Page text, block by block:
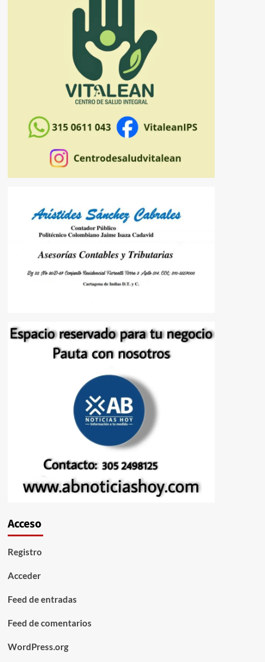
Acceso
Registro
Acceder
Feed de entradas
Feed de comentarios
WordPress.org